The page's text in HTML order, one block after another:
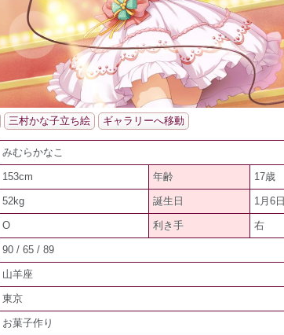
三村かな子立ち絵 ギャラリーへ移動
みむらかなこ
153cm 年齢 17歳
52kg 誕生日 1月6日
O 利き手 右
90 / 65 / 89
山羊座
東京
お菓子作り